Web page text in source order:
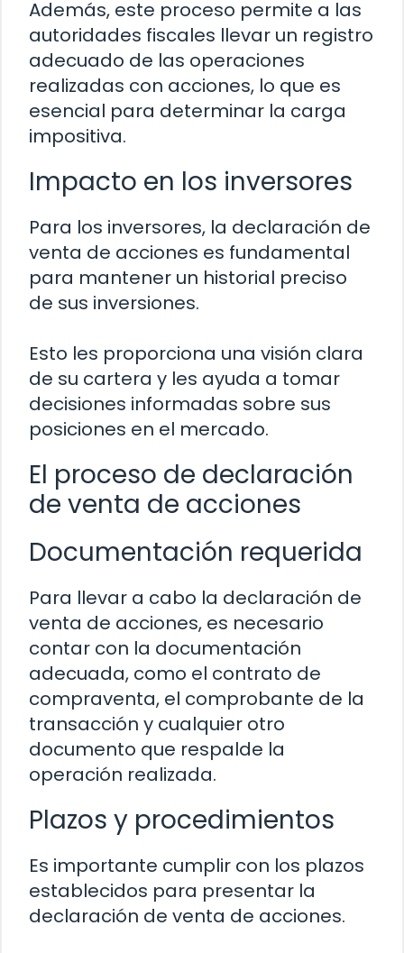
Además, este proceso permite a las
autoridades fiscales llevar un registro
adecuado de las operaciones
realizadas con acciones, lo que es
esencial para determinar la carga
impositiva.
Impacto en los inversores
Para los inversores, la declaración de
venta de acciones es fundamental
para mantener un historial preciso
de sus inversiones.
Esto les proporciona una visión clara
de su cartera y les ayuda a tomar
decisiones informadas sobre sus
posiciones en el mercado.
El proceso de declaración
de venta de acciones
Documentación requerida
Para llevar a cabo la declaración de
venta de acciones, es necesario
contar con la documentación
adecuada, como el contrato de
compraventa, el comprobante de la
transacción y cualquier otro
documento que respalde la
operación realizada.
Plazos y procedimientos
Es importante cumplir con los plazos
establecidos para presentar la
declaración de venta de acciones.